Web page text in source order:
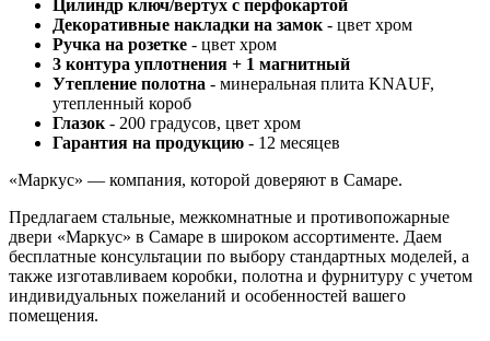
Цилиндр ключ/вертух с перфокартой
Декоративные накладки на замок - цвет хром
Ручка на розетке - цвет хром
3 контура уплотнения + 1 магнитный
Утепление полотна - минеральная плита KNAUF,
утепленный короб
Глазок - 200 градусов, цвет хром
Гарантия на продукцию - 12 месяцев
«Маркус» — компания, которой доверяют в Самаре.
Предлагаем стальные, межкомнатные и противопожарные
двери «Маркус» в Самаре в широком ассортименте. Даем
бесплатные консультации по выбору стандартных моделей, а
также изготавливаем коробки, полотна и фурнитуру с учетом
индивидуальных пожеланий и особенностей вашего
помещения.